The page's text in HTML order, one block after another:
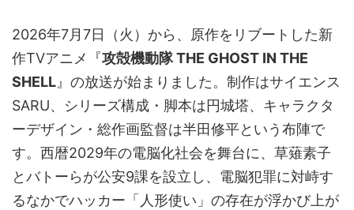
2026年7月7日（火）から、原作をリブートした新
作TVアニメ『攻殻機動隊 THE GHOST IN THE
SHELL 』の放送が始まりました。制作はサイエンス
SARU、シリーズ構成・脚本は円城塔、キャラクタ
ーデザイン・総作画監督は半田修平という布陣で
す。西暦2029年の電脳化社会を舞台に、草薙素子
とバトーらが公安9課を設立し、電脳犯罪に対峙す
るなかでハッカー「人形使い」の存在が浮かび上が